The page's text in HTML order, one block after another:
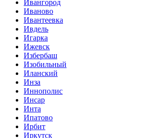
Ивангород
Иваново
Ивантеевка
Ивдель
Игарка
Ижевск
Избербаш
Изобильный
Иланский
Инза
Иннополис
Инсар
Инта
Ипатово
Ирбит
Иркутск